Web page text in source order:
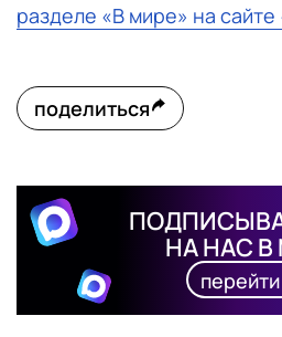
разделе «В мире» на
поделиться
НА НАС В
перейти